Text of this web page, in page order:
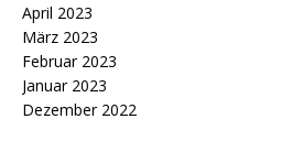
April 2023
März 2023
Februar 2023
Januar 2023
Dezember 2022